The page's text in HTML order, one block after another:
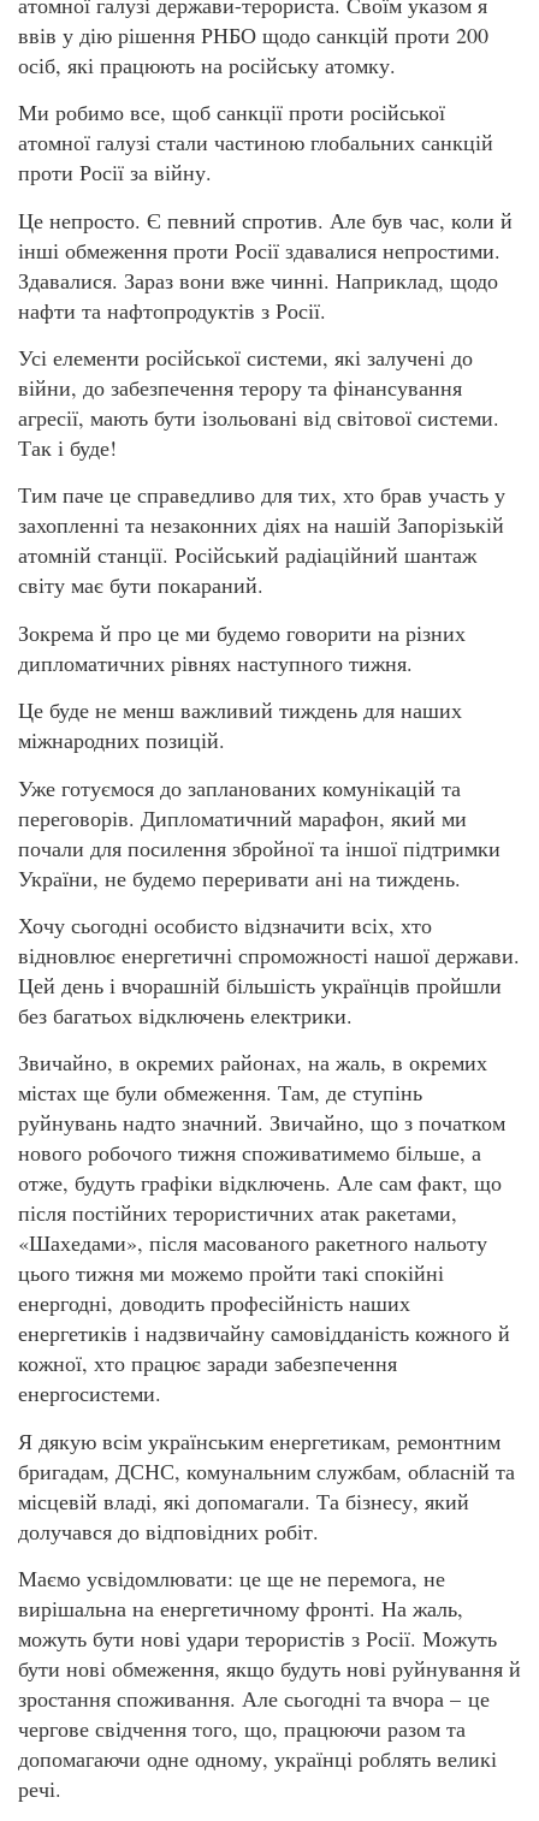
ввів у дію рішення РНБО щодо санкцій проти 200
осіб, які працюють на російську атомку.
Ми робимо все, щоб санкції проти російської
атомної галузі стали частиною глобальних санкцій
проти Росії за війну.
Це непросто. Є певний спротив. Але був час, коли й
інші обмеження проти Росії здавалися непростими.
Здавалися. Зараз вони вже чинні. Наприклад, щодо
нафти та нафтопродуктів з Росії.
Усі елементи російської системи, які залучені до
війни, до забезпечення терору та фінансування
агресії, мають бути ізольовані від світової системи.
Так і буде!
Тим паче це справедливо для тих, хто брав участь у
захопленні та незаконних діях на нашій Запорізькій
атомній станції. Російський радіаційний шантаж
світу має бути покараний.
Зокрема й про це ми будемо говорити на різних
дипломатичних рівнях наступного тижня.
Це буде не менш важливий тиждень для наших
міжнародних позицій.
Уже готуємося до запланованих комунікацій та
переговорів. Дипломатичний марафон, який ми
почали для посилення збройної та іншої підтримки
України, не будемо переривати ані на тиждень.
Хочу сьогодні особисто відзначити всіх, хто
відновлює енергетичні спроможності нашої держави.
Цей день і вчорашній більшість українців пройшли
без багатьох відключень електрики.
Звичайно, в окремих районах, на жаль, в окремих
містах ще були обмеження. Там, де ступінь
руйнувань надто значний. Звичайно, що з початком
нового робочого тижня споживатимемо більше, а
отже, будуть графіки відключень. Але сам факт, що
після постійних терористичних атак ракетами,
«Шахедами», після масованого ракетного нальоту
цього тижня ми можемо пройти такі спокійні
енергодні, доводить професійність наших
енергетиків і надзвичайну самовідданість кожного й
кожної, хто працює заради забезпечення
енергосистеми.
Я дякую всім українським енергетикам, ремонтним
бригадам, ДСНС, комунальним службам, обласній та
місцевій владі, які допомагали. Та бізнесу, який
долучався до відповідних робіт.
Маємо усвідомлювати: це ще не перемога, не
вирішальна на енергетичному фронті. На жаль,
можуть бути нові удари терористів з Росії. Можуть
бути нові обмеження, якщо будуть нові руйнування й
зростання споживання. Але сьогодні та вчора – це
чергове свідчення того, що, працюючи разом та
допомагаючи одне одному, українці роблять великі
речі.